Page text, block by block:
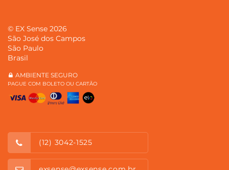
© EX Sense 2026
São José dos Campos
São Paulo
Brasil
AMBIENTE SEGURO
PAGUE COM BOLETO OU CARTÃO
(12) 3042-1525